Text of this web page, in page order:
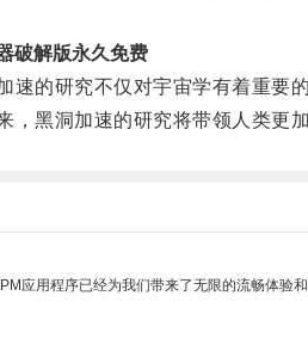
破解版永久免费
的研究不仅对宇宙学有着重要的
黑洞加速的研究将带领人类更加
应用程序已经为我们带来了无限的流畅体验和